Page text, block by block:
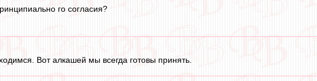
го согласия?
Вот алкашей мы всегда готовы принять.